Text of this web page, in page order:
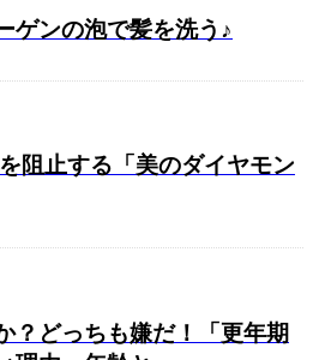
ゲンの泡で髪を洗う♪
阻止する「美のダイヤモン
？どっちも嫌だ！「更年期